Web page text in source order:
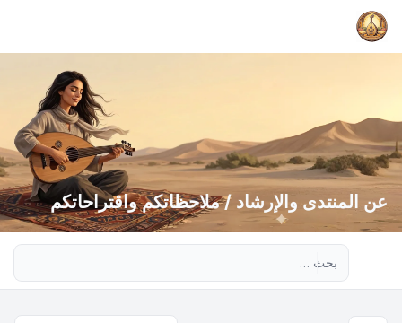
عن المنتدى والإرشاد / ملاحظاتكم واقتراحاتكم